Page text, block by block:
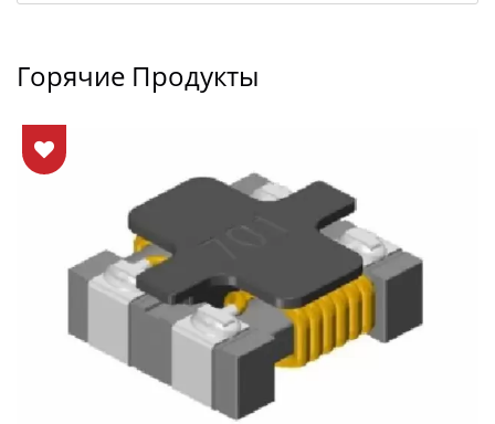
Горячие Продукты